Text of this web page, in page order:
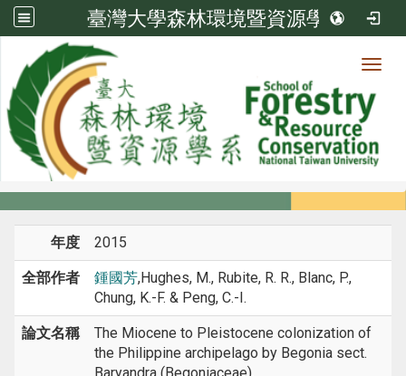
臺灣大學森林環境暨資源學系
系所成員
系所成員
年度 2015
全部作者 鍾國芳,Hughes, M., Rubite, R. R., Blanc, P.,
Chung, K.-F. & Peng, C.-I.
論文名稱
The Miocene to Pleistocene colonization of
the Philippine archipelago by Begonia sect.